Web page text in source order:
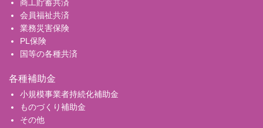
商工貯蓄共済
会員福祉共済
業務災害保険
PL保険
国等の各種共済
各種補助金
小規模事業者持続化補助金
ものづくり補助金
その他